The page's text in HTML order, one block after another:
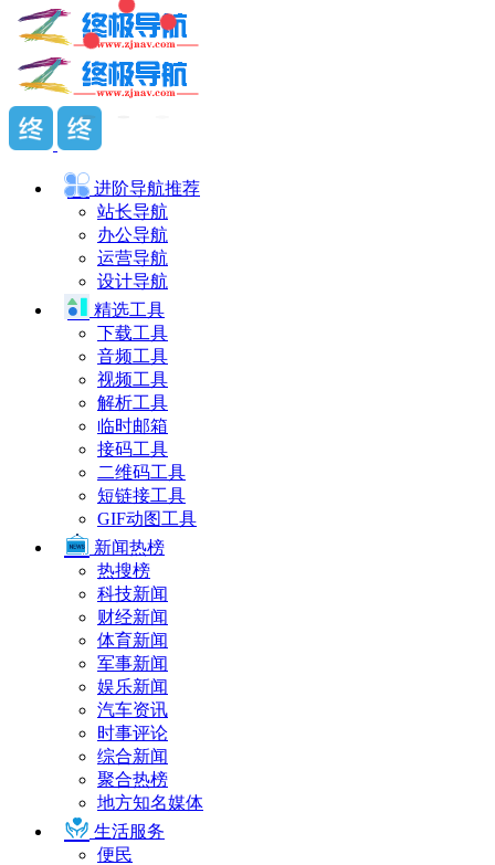
进阶导航推荐
站长导航
办公导航
运营导航
设计导航
精选工具
下载工具
音频工具
视频工具
解析工具
临时邮箱
接码工具
二维码工具
短链接工具
GIF动图工具
新闻热榜
热搜榜
科技新闻
财经新闻
体育新闻
军事新闻
娱乐新闻
汽车资讯
时事评论
综合新闻
聚合热榜
地方知名媒体
生活服务
便民